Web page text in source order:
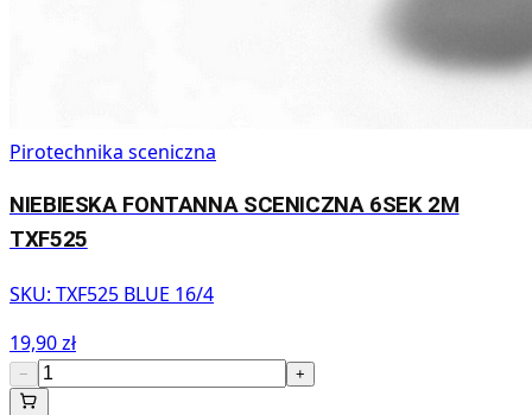
Pirotechnika sceniczna
NIEBIESKA FONTANNA SCENICZNA 6SEK 2M
TXF525
SKU: TXF525 BLUE 16/4
19,90 zł
− +